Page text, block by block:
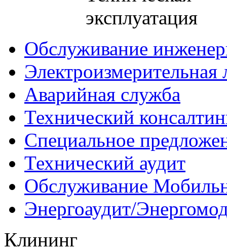
эксплуатация
Обслуживание
Электроизмерительная
Аварийная служба
Технический
Специальное
Технический аудит
Обслуживание
Энергоаудит/
Клининг